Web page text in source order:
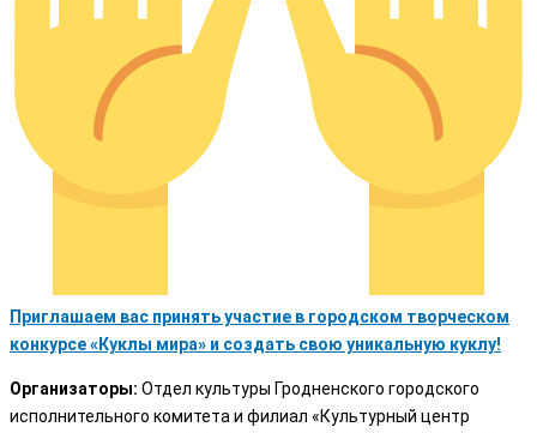
Приглашаем вас принять участие в городском творческом
конкурсе «Куклы мира» и создать свою уникальную куклу!
Организаторы: Отдел культуры Гродненского городского
исполнительного комитета и филиал «Культурный центр